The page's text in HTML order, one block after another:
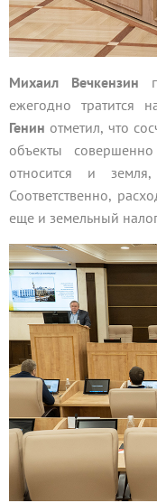
Михаил Вечкензин
ежегодно тратится
Генин отметил, что
объекты
относится и
Соответственно,
еще и земельный